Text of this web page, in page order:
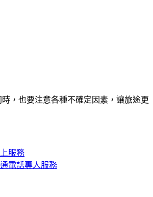
，也要注意各種不確定因素，讓旅途更
服務
電話專人服務